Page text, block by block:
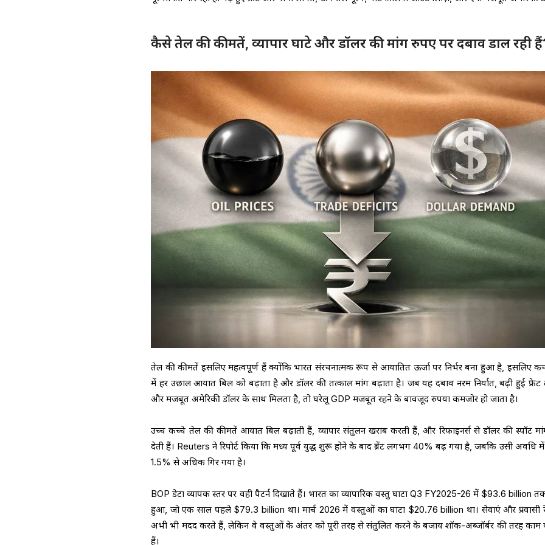
कैसे तेल की कीमतें, व्यापार घाटे और डॉलर की मांग रुपए पर दबाव डाल रही
तेल की कीमतें इसलिए महत्वपूर्ण हैं क्योंकि भारत संरचनात्मक रूप से आयातित ऊर्जा पर निर्भर बना हुआ है, इसलिए
में हर उछाल आयात बिल को बढ़ाता है और डॉलर की तत्काल मांग बढ़ाता है। जब यह दबाव नरम निर्यात, बढ़ी हुई फ्रेट
और मजबूत अमेरिकी डॉलर के साथ मिलता है, तो घरेलू GDP मजबूत रहने के बावजूद रुपया कमजोर हो जाता है।
उच्च कच्चे तेल की कीमतें आयात बिल बढ़ाती हैं, व्यापार संतुलन खराब करती हैं, और रिफाइनर्स से डॉलर की स्पॉट
देती हैं। Reuters ने रिपोर्ट किया कि मध्य पूर्व युद्ध शुरू होने के बाद ब्रेंट लगभग 40% बढ़ गया है, जबकि उसी अवधि
1.5% से अधिक गिर गया है।
BOP डेटा व्यापक स्तर पर वही पैटर्न दिखाते हैं। भारत का व्यापारिक वस्तु घाटा Q3 FY2025-26 में $93.6 billion
हुआ, जो एक साल पहले $79.3 billion था। मार्च 2026 में वस्तुओं का घाटा $20.76 billion था। सेवाएं और प्रवासी
अभी भी मदद करते हैं, लेकिन वे वस्तुओं के अंतर को पूरी तरह से संतुलित करने के बजाय शॉक-अब्जॉर्बर की तरह काम
हैं।